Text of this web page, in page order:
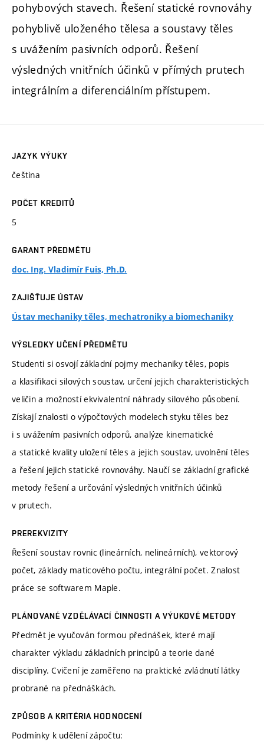
pohybových stavech. Řešení statické rovnováhy
pohyblivě uloženého tělesa a soustavy těles
s uvážením pasivních odporů. Řešení
výsledných vnitřních účinků v přímých prutech
integrálním a diferenciálním přístupem.
JAZYK VÝUKY
čeština
POČET KREDITŮ
5
GARANT PŘEDMĚTU
doc. Ing. Vladimír Fuis, Ph.D.
ZAJIŠŤUJE ÚSTAV
Ústav mechaniky těles, mechatroniky a biomechaniky
VÝSLEDKY UČENÍ PŘEDMĚTU
Studenti si osvojí základní pojmy mechaniky těles, popis
a klasifikaci silových soustav, určení jejich charakteristických
veličin a možností ekvivalentní náhrady silového působení.
Získají znalosti o výpočtových modelech styku těles bez
i s uvážením pasivních odporů, analýze kinematické
a statické kvality uložení těles a jejich soustav, uvolnění těles
a řešení jejich statické rovnováhy. Naučí se základní grafické
metody řešení a určování výsledných vnitřních účinků
v prutech.
PREREKVIZITY
Řešení soustav rovnic (lineárních, nelineárních), vektorový
počet, základy maticového počtu, integrální počet. Znalost
práce se softwarem Maple.
PLÁNOVANÉ VZDĚLÁVACÍ ČINNOSTI A VÝUKOVÉ METODY
Předmět je vyučován formou přednášek, které mají
charakter výkladu základních principů a teorie dané
disciplíny. Cvičení je zaměřeno na praktické zvládnutí látky
probrané na přednáškách.
ZPŮSOB A KRITÉRIA HODNOCENÍ
Podmínky k udělení zápočtu: